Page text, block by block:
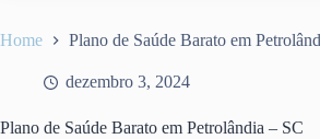
Home Plano de Saúde Barato em
dezembro 3, 2024
Plano de Saúde Barato em Petrolândia – SC